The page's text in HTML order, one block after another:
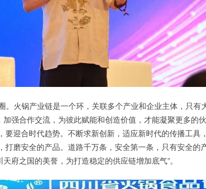
。火锅产业链是一个环，关联多个产业和企业主体，只有
强合作交流，为彼此赋能和创造价值，才能凝聚更多的
要迎合时代趋势。不断求新创新，适应新时代的传播工具
打磨安全的产品。道路千万条，安全第一条，只有安全的
府之国的美誉，为打造稳定的供应链增加底气”。